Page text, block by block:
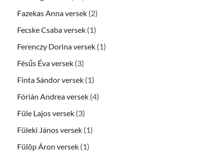
Fazekas Anna versek (2)
Fecske Csaba versek (1)
Ferenczy Dorina versek (1)
Fésűs Éva versek (3)
Finta Sándor versek (1)
Fórián Andrea versek (4)
Füle Lajos versek (3)
Füleki János versek (1)
Fülöp Áron versek (1)